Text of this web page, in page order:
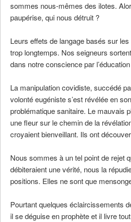
sommes nous-mêmes des ilotes.
paupérise, qui nous détruit ?
Leurs effets de langage basés sur
trop longtemps. Nos seigneurs
dans notre conscience par
La manipulation covidiste, succédé
volonté eugéniste s’est révélée en
problématique sanitaire. Le mauvais
une fleur sur le chemin de la
croyaient bienveillant. Ils ont
Nous sommes à un tel point de rejet
débiteraient une vérité, nous la
positions. Elles ne sont que
Pourtant quelques éclaircissements
il se déguise en prophète et il livre